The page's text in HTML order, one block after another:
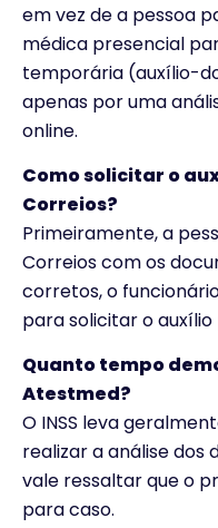
em vez de a pessoa
médica presencial
temporária (auxílio-
apenas por uma
online.
Como solicitar o
Correios?
Primeiramente, a
Correios com os
corretos, o
para solicitar o
Quanto tempo
Atestmed?
O INSS leva
realizar a análise dos
vale ressaltar que o
para caso.